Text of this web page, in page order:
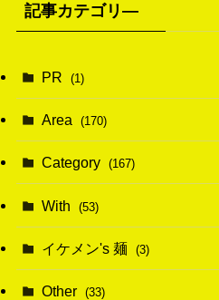
記事カテゴリ―
PR (1)
Area (170)
(1)
Category (167)
(114)
With (53)
(15)
(43)
イケメン's 麺 (3)
Other (33)